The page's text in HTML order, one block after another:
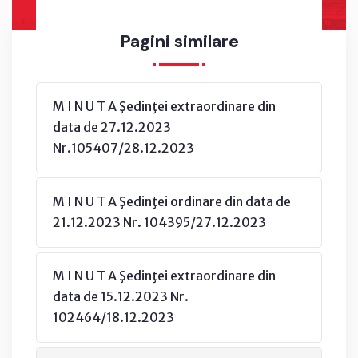
Pagini similare
M I N U T A Şedinţei extraordinare din
data de 27.12.2023
Nr.105407/28.12.2023
M I N U T A Şedinţei ordinare din data de
21.12.2023 Nr. 104395/27.12.2023
M I N U T A Şedinţei extraordinare din
data de 15.12.2023 Nr.
102464/18.12.2023